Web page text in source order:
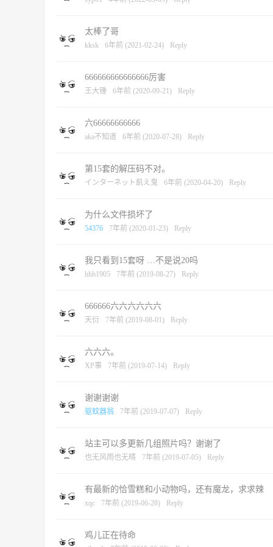
太棒了哥
kksk 6年前 (2021-02-24) Reply
666666666666666厉害
王大锤 6年前 (2020-09-21) Reply
六66666666666
aka不知道 6年前 (2020-07-28) Reply
第15套的解压码不对。
インターネット飢え鬼 6年前 (2020-04-20) Reply
为什么文件损坏了
54376 7年前 (2020-01-23) Reply
我只看到15套呀 …不是说20吗
hhh1905 7年前 (2019-08-27) Reply
666666六六六六六六
天衍 7年前 (2019-08-01) Reply
六六六。
XP事 7年前 (2019-07-14) Reply
谢谢谢谢
驱蚊器翁 7年前 (2019-07-07) Reply
站主可以多更新几组照片吗？谢谢了
也无风雨也无晴 7年前 (2019-07-05) Reply
有最新的恰雪糕和小动物吗，还有魔龙，求求辣
xqc 7年前 (2019-06-28) Reply
鸡儿正在待命